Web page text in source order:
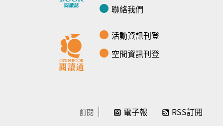
聯絡我們
活動資訊刊登
空間資訊刊登
訂閱 電子報 RSS訂閱